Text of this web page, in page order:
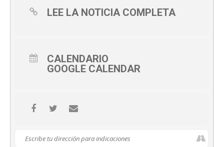
LEE LA NOTICIA COMPLETA
CALENDARIO
GOOGLE CALENDAR